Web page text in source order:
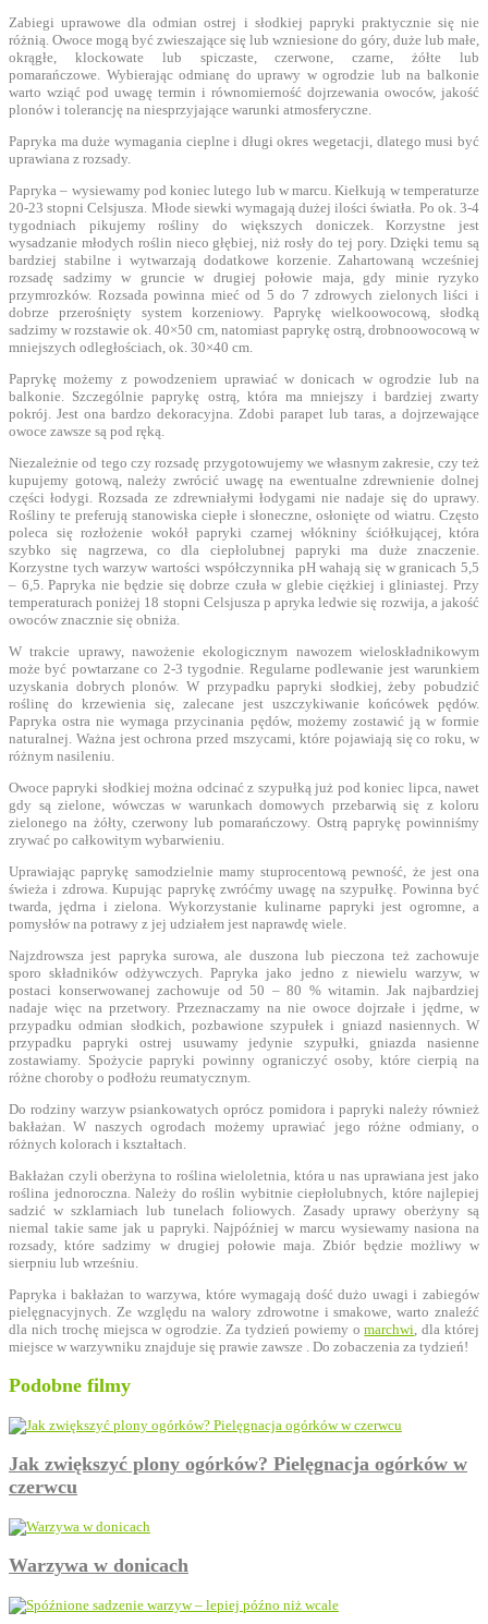
Zabiegi uprawowe dla odmian ostrej i słodkiej papryki praktycznie się nie
różnią. Owoce mogą być zwieszające się lub wzniesione do góry, duże lub małe,
okrągłe, klockowate lub spiczaste, czerwone, czarne, żółte lub
pomarańczowe. Wybierając odmianę do uprawy w ogrodzie lub na balkonie
warto wziąć pod uwagę termin i równomierność dojrzewania owoców, jakość
plonów i tolerancję na niesprzyjające warunki atmosferyczne.
Papryka ma duże wymagania cieplne i długi okres wegetacji, dlatego musi być
uprawiana z rozsady.
Papryka – wysiewamy pod koniec lutego lub w marcu. Kiełkują w temperaturze
20-23 stopni Celsjusza. Młode siewki wymagają dużej ilości światła. Po ok. 3-4
tygodniach pikujemy rośliny do większych doniczek. Korzystne jest
wysadzanie młodych roślin nieco głębiej, niż rosły do tej pory. Dzięki temu są
bardziej stabilne i wytwarzają dodatkowe korzenie. Zahartowaną wcześniej
rozsadę sadzimy w gruncie w drugiej połowie maja, gdy minie ryzyko
przymrozków. Rozsada powinna mieć od 5 do 7 zdrowych zielonych liści i
dobrze przerośnięty system korzeniowy. Paprykę wielkoowocową, słodką
sadzimy w rozstawie ok. 40×50 cm, natomiast paprykę ostrą, drobnoowocową w
mniejszych odległościach, ok. 30×40 cm.
Paprykę możemy z powodzeniem uprawiać w donicach w ogrodzie lub na
balkonie. Szczególnie paprykę ostrą, która ma mniejszy i bardziej zwarty
pokrój. Jest ona bardzo dekoracyjna. Zdobi parapet lub taras, a dojrzewające
owoce zawsze są pod ręką.
Niezależnie od tego czy rozsadę przygotowujemy we własnym zakresie, czy też
kupujemy gotową, należy zwrócić uwagę na ewentualne zdrewnienie dolnej
części łodygi. Rozsada ze zdrewniałymi łodygami nie nadaje się do uprawy.
Rośliny te preferują stanowiska ciepłe i słoneczne, osłonięte od wiatru. Często
poleca się rozłożenie wokół papryki czarnej włókniny ściółkującej, która
szybko się nagrzewa, co dla ciepłolubnej papryki ma duże znaczenie.
Korzystne tych warzyw wartości współczynnika pH wahają się w granicach 5,5
– 6,5. Papryka nie będzie się dobrze czuła w glebie ciężkiej i gliniastej. Przy
temperaturach poniżej 18 stopni Celsjusza p apryka ledwie się rozwija, a jakość
owoców znacznie się obniża.
W trakcie uprawy, nawożenie ekologicznym nawozem wieloskładnikowym
może być powtarzane co 2-3 tygodnie. Regularne podlewanie jest warunkiem
uzyskania dobrych plonów. W przypadku papryki słodkiej, żeby pobudzić
roślinę do krzewienia się, zalecane jest uszczykiwanie końcówek pędów.
Papryka ostra nie wymaga przycinania pędów, możemy zostawić ją w formie
naturalnej. Ważna jest ochrona przed mszycami, które pojawiają się co roku, w
różnym nasileniu.
Owoce papryki słodkiej można odcinać z szypułką już pod koniec lipca, nawet
gdy są zielone, wówczas w warunkach domowych przebarwią się z koloru
zielonego na żółty, czerwony lub pomarańczowy. Ostrą paprykę powinniśmy
zrywać po całkowitym wybarwieniu.
Uprawiając paprykę samodzielnie mamy stuprocentową pewność, że jest ona
świeża i zdrowa. Kupując paprykę zwróćmy uwagę na szypułkę. Powinna być
twarda, jędrna i zielona. Wykorzystanie kulinarne papryki jest ogromne, a
pomysłów na potrawy z jej udziałem jest naprawdę wiele.
Najzdrowsza jest papryka surowa, ale duszona lub pieczona też zachowuje
sporo składników odżywczych. Papryka jako jedno z niewielu warzyw, w
postaci konserwowanej zachowuje od 50 – 80 % witamin. Jak najbardziej
nadaje więc na przetwory. Przeznaczamy na nie owoce dojrzałe i jędrne, w
przypadku odmian słodkich, pozbawione szypułek i gniazd nasiennych. W
przypadku papryki ostrej usuwamy jedynie szypułki, gniazda nasienne
zostawiamy. Spożycie papryki powinny ograniczyć osoby, które cierpią na
różne choroby o podłożu reumatycznym.
Do rodziny warzyw psiankowatych oprócz pomidora i papryki należy również
bakłażan. W naszych ogrodach możemy uprawiać jego różne odmiany, o
różnych kolorach i kształtach.
Bakłażan czyli oberżyna to roślina wieloletnia, która u nas uprawiana jest jako
roślina jednoroczna. Należy do roślin wybitnie ciepłolubnych, które najlepiej
sadzić w szklarniach lub tunelach foliowych. Zasady uprawy oberżyny są
niemal takie same jak u papryki. Najpóźniej w marcu wysiewamy nasiona na
rozsady, które sadzimy w drugiej połowie maja. Zbiór będzie możliwy w
sierpniu lub wrześniu.
Papryka i bakłażan to warzywa, które wymagają dość dużo uwagi i zabiegów
pielęgnacyjnych. Ze względu na walory zdrowotne i smakowe, warto znaleźć
dla nich trochę miejsca w ogrodzie. Za tydzień powiemy omarchwi , dla której
miejsce w warzywniku znajduje się prawie zawsze . Do zobaczenia za tydzień!
Podobne filmy
Jak zwiększyć plony ogórków? Pielęgnacja ogórków w
czerwcu
Warzywa w donicach